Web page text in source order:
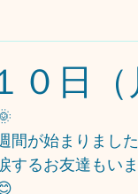
０日（
間が始まりまし
するお友達もい